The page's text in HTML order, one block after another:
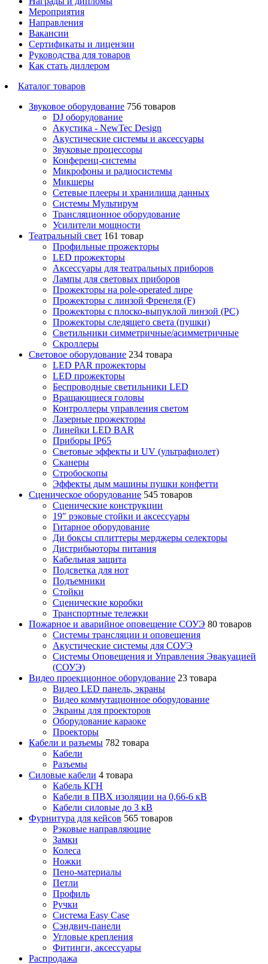
Мероприятия
Направления
Вакансии
Сертификаты и лицензии
Руководства для товаров
Как стать диллером
Каталог товаров
Звуковое оборудование 756 товаров
DJ оборудование
Акустика - NewTec Design
Акустические системы и аксессуары
Звуковые процессоры
Конференц-системы
Микрофоны и радиосистемы
Микшеры
Сетевые плееры и хранилища данных
Системы Мультирум
Трансляционное оборудование
Усилители мощности
Театральный свет 161 товар
Профильные прожекторы
LED прожекторы
Аксессуары для театральных приборов
Лампы для световых приборов
Прожекторы на pole-operated лире
Прожекторы с линзой Френеля (F)
Прожекторы с плоско-выпуклой линзой (PC)
Прожекторы следящего света (пушки)
Светильники симметричные/асимметричные
Скроллеры
Световое оборудование 234 товара
LED PAR прожекторы
LED прожекторы
Беспроводные светильники LED
Вращающиеся головы
Контроллеры управления светом
Лазерные прожекторы
Линейки LED BAR
Приборы IP65
Световые эффекты и UV (ультрафиолет)
Сканеры
Стробоскопы
Эффекты дым машины пушки конфетти
Сценическое оборудование 545 товаров
Сценические конструкции
19" рэковые стойки и аксесcуары
Гитарное оборудование
Ди боксы сплиттеры мерджеры селекторы
Дистрибьюторы питания
Кабельная защита
Подсветка для нот
Подъемники
Стойки
Сценические коробки
Транспортные тележки
Пожарное и аварийное оповещение СОУЭ 80 товаров
Cистемы трансляции и оповещения
Акустические системы для СОУЭ
Системы Оповещения и Управления Эвакуацией
(СОУЭ)
Видео проекционное оборудование 23 товара
Видео LED панель, экраны
Видео коммутационное оборудование
Экраны для проекторов
Оборудование караоке
Проекторы
Кабели и разъемы 782 товара
Кабели
Разъемы
Силовые кабели 4 товара
Кабель КГН
Кабели в ПВХ изоляции на 0,66-6 кВ
Кабели силовые до 3 кВ
Фурнитура для кейсов 565 товаров
Рэковые направляющие
Замки
Колеса
Ножки
Пено-материалы
Петли
Профиль
Ручки
Система Easy Case
Сэндвич-панели
Угловые крепления
Фитинги, аксессуары
Распродажа